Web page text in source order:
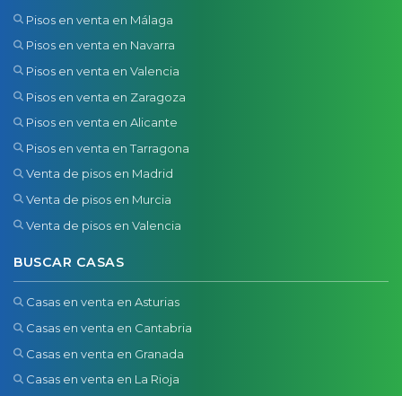
Pisos en venta en Málaga
Pisos en venta en Navarra
Pisos en venta en Valencia
Pisos en venta en Zaragoza
Pisos en venta en Alicante
Pisos en venta en Tarragona
Venta de pisos en Madrid
Venta de pisos en Murcia
Venta de pisos en Valencia
BUSCAR CASAS
Casas en venta en Asturias
Casas en venta en Cantabria
Casas en venta en Granada
Casas en venta en La Rioja